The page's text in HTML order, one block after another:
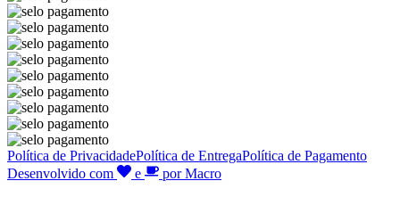
Política de PrivacidadePolítica de EntregaPolítica de Pagamento
Desenvolvido com
e por Macro